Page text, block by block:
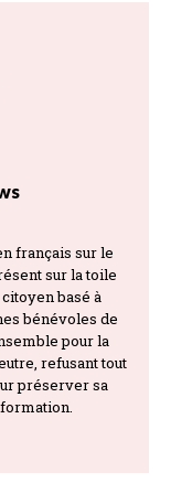
français sur le
sur la toile
basé à
bénévoles de
pour la
refusant tout
préserver sa